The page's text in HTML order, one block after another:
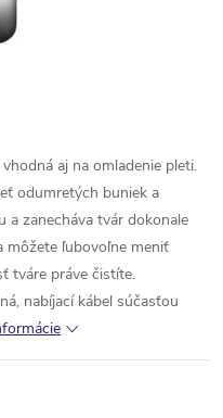
aj na omladenie pleti.
odumretých buniek a
a zanecháva tvár dokonale
môžete ľubovoľne meniť
tváre práve čistíte.
nabíjací kábel súčasťou